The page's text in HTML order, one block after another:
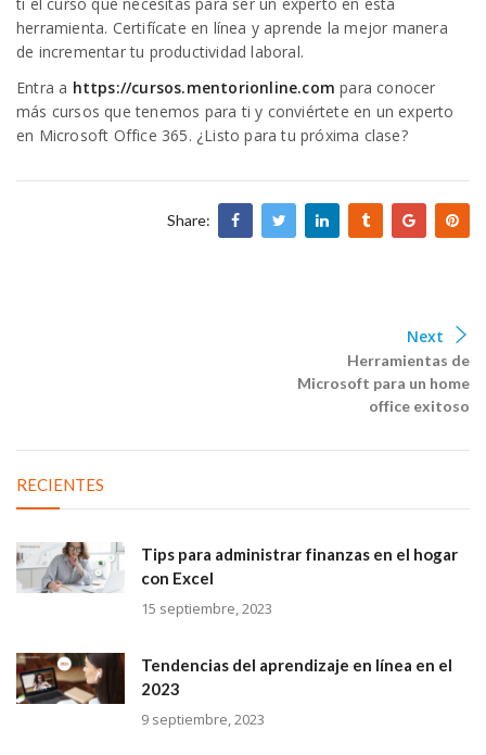
herramienta. Certifícate en línea y aprende la mejor manera
de incrementar tu productividad laboral.
Entra a https://cursos.mentorionline.com para conocer
más cursos que tenemos para ti y conviértete en un experto
en Microsoft Office 365. ¿Listo para tu próxima clase?
Share:
Next
Herramientas de
Microsoft para un home
office exitoso
RECIENTES
Tips para administrar finanzas en el hogar
con Excel
15 septiembre, 2023
Tendencias del aprendizaje en línea en el
2023
9 septiembre, 2023